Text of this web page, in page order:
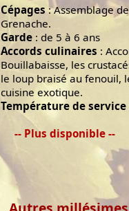
Cépages : Assemblage
Grenache.
Garde : de 5 à 6 ans
Accords culinaires :
Bouillabaisse, les
le loup braisé au fenouil,
cuisine exotique.
Température de service
-- Plus disponible --